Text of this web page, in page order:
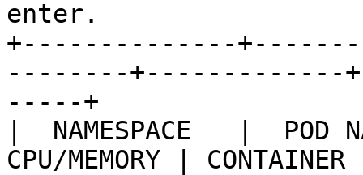
enter.
+--------------
--------+-------------
-----+
|  NAMESPACE   |
CPU/MEMORY |